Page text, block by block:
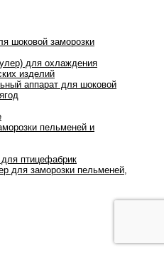
шоковой заморозки
для охлаждения
изделий
аппарат для шоковой
пельменей и
птицефабрик
для заморозки пельменей,